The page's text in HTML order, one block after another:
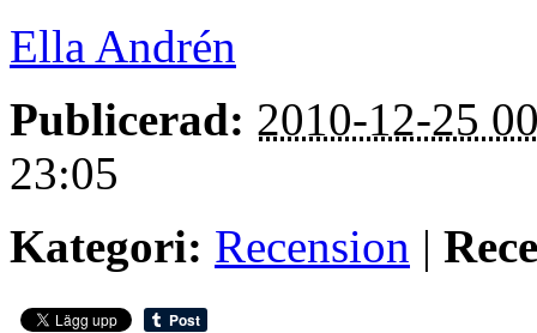
Ella Andrén
Publicerad: 2010-12-25
23:05
Kategori: Recension |